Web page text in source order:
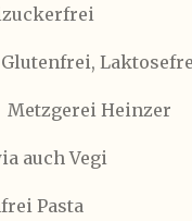
Metzgerei Heinzer
auch Vegi
Pasta